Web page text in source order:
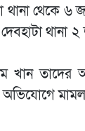
থেকে ৬
থানা
খান তাদের